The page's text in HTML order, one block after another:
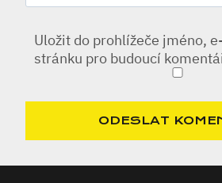
Uložit do prohlížeče jméno,
stránku pro budoucí